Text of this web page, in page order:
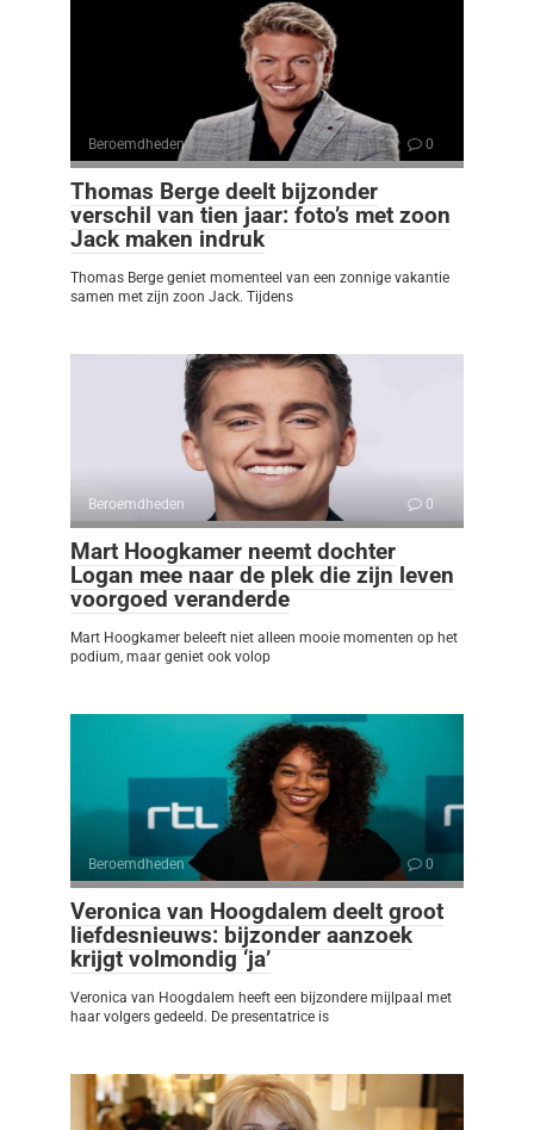
Beroemdheden 0
Thomas Berge deelt bijzonder
verschil van tien jaar: foto’s met zoon
Jack maken indruk
Thomas Berge geniet momenteel van een zonnige vakantie
samen met zijn zoon Jack. Tijdens
Beroemdheden 0
Mart Hoogkamer neemt dochter
Logan mee naar de plek die zijn leven
voorgoed veranderde
Mart Hoogkamer beleeft niet alleen mooie momenten op het
podium, maar geniet ook volop
Beroemdheden 0
Veronica van Hoogdalem deelt groot
liefdesnieuws: bijzonder aanzoek
krijgt volmondig ‘ja’
Veronica van Hoogdalem heeft een bijzondere mijlpaal met
haar volgers gedeeld. De presentatrice is